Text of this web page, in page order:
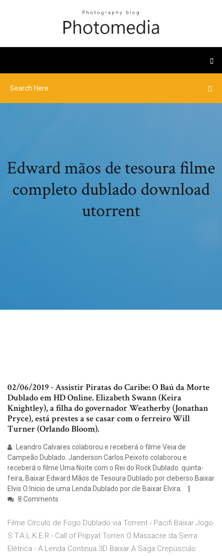
Edward mãos de tesoura filme
completo dublado download
utorrent
02/06/2019 · Assistir Piratas do Caribe: O Baú da Morte
Dublado em HD Online. Elizabeth Swann (Keira
Knightley), a filha do governador Weatherby (Jonathan
Pryce), está prestes a se casar com o ferreiro Will
Turner (Orlando Bloom).
Leandro Calvares colaborou e receberá o filme Veia de
Campeão Dublado. Janderson Carlos Peixoto colaborou e
receberá o filme Uma Noite com o Rei do Rock Dublado. quinta-
feira, Baixar Edward Mãos de Tesoura Dublado por cleberso Baixar
Elvis O Inicio de uma Lenda Dublado por cle Baixar Elvira:
8 Comments
Filme Círculo de Fogo Dublado via Torrent - Pacifi Baixar Jogo
S.T.A.L.K.E.R - Call of Pripyat Torren O Massacre da Serra
Elétrica - A Lenda Continua 3D Baixar A Saga Crepúsculo